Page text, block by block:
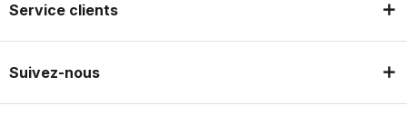
Service clients
Suivez-nous